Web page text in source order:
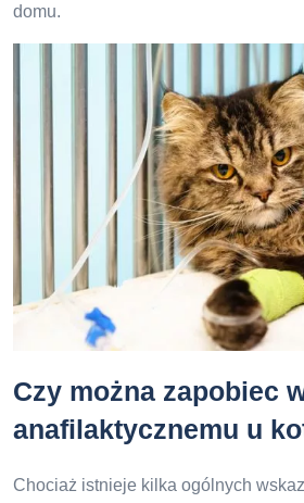
domu.
Czy można zapobiec
anafilaktycznemu u
Chociaż istnieje kilka ogólnych